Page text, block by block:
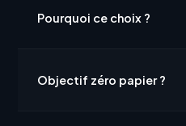
Pourquoi ce choix ?
Objectif zéro papier ?